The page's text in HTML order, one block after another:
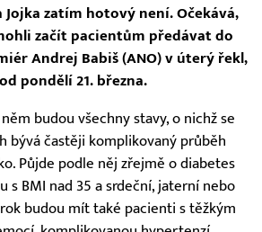
zatím hotový není. Očekává,
začít pacientům předávat do
Andrej Babiš (ANO) v úterý řekl,
pondělí 21. března.
budou všechny stavy, o nichž se
bývá častěji komplikovaný průběh
Půjde podle něj zřejmě o diabetes
s BMI nad 35 a srdeční, jaterní nebo
budou mít také pacienti s těžkým